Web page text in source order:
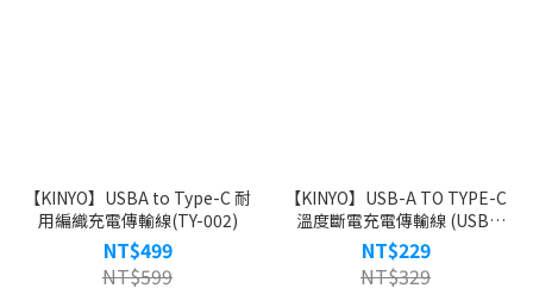
【KINYO】USBA to Type-C 耐
用編織充電傳輸線(TY-002)
NT$499
NT$599
【KINYO】USB-A TO TYPE-C
溫度斷電充電傳輸線 (USB-
C914)
NT$229
NT$329